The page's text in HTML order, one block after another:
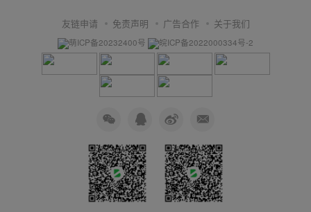
友链申请 免责声明 广告合作 关于我们
萌ICP备20232400号 皖ICP备2022000334号-2